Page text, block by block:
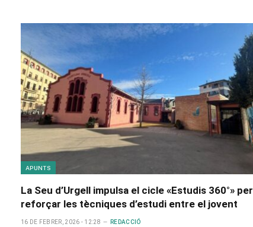
APUNTS
La Seu d’Urgell impulsa el cicle «Estudis 360°» per
reforçar les tècniques d’estudi entre el jovent
16 DE FEBRER, 2026 - 12:28 REDACCIÓ